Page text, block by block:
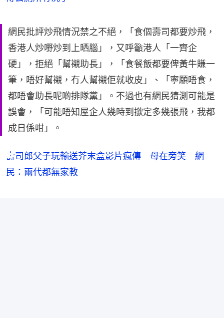
網民批評炒飛情況禁之不絕，「食個壽司都要炒飛，
香港人炒嘢炒到上晒腦」，又呼籲港人「一齊企
硬」，拒絕「幫襯助長」，「食餐飯都要俾黃牛賺一
筆，唔好幫襯，冇人幫襯佢就收皮」、「寧願唔食，
都唔會助長呢啲排隊黨」。不過也有網民猜測可能是
誤會，「可能唔知屋企人幾時到撳定多幾張飛，我都
成日係咁」。
壽司郎父子玩輸送芥末盒影片瘋傳 母在旁笑 網
民：兩代都無家教